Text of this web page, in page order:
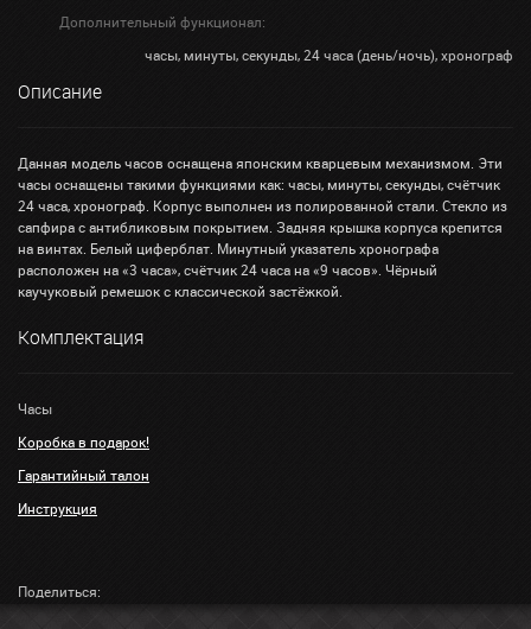
Дополнительный функционал:
часы, минуты, секунды, 24 часа (день/ночь), хронограф
Описание
Данная модель часов оснащена японским кварцевым механизмом. Эти
часы оснащены такими функциями как: часы, минуты, секунды, счётчик
24 часа, хронограф. Корпус выполнен из полированной стали. Стекло из
сапфира с антибликовым покрытием. Задняя крышка корпуса крепится
на винтах. Белый циферблат. Минутный указатель хронографа
расположен на «3 часа», счётчик 24 часа на «9 часов». Чёрный
каучуковый ремешок с классической застёжкой.
Комплектация
Часы
Коробка в подарок!
Гарантийный талон
Инструкция
Поделиться: